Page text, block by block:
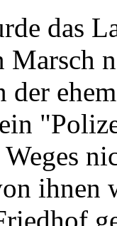
das
Marsch
der